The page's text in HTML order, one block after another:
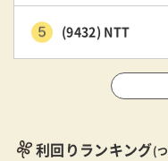
(9432) NTT
利回りランキング(